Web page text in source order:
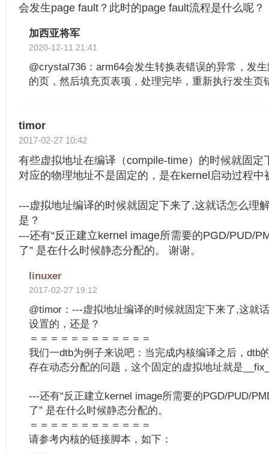
会发生page fault？此时的page fault流程是什么呢？
加西亚将军
2020-12-11 21:41
@crystal736：arm64会发生转换表错误的异常，发
的页，然后填充页表项，处理完毕，重新执行发生页
timor
2017-02-27 10:42
有些虚拟地址在编译（compile-time）的时候就固定
对应的物理地址不是固定的，是在kernel启动过程中
---虚拟地址编译的时候就固定下来了,这就话怎么理
是？
---还有“反正建立kernel image所需要的PGD/PUD/
了” 是在什么时候静态分配的。 谢谢。
linuxer
2017-02-27 19:12
@timor：---虚拟地址编译的时候就固定下来了,这就
设置的，还是？
＝＝＝＝＝＝＝＝＝＝＝＝
我们一dtb为例子来说吧：当完成内核编译之后，dtb
存在动态分配的问题，这个固定的虚拟地址就是
---还有“反正建立kernel image所需要的PGD/PUD/
了” 是在什么时候静态分配的。
＝＝＝＝＝＝＝＝＝＝＝＝
请参考内核的链接脚本，如下：